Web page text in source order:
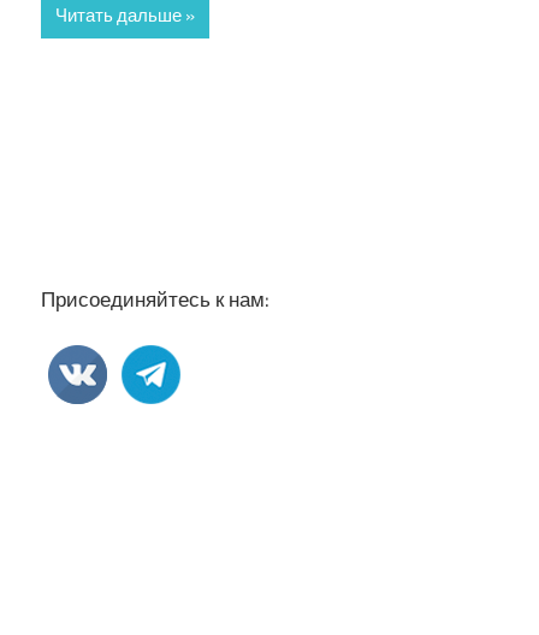
Читать дальше
Присоединяйтесь к нам: